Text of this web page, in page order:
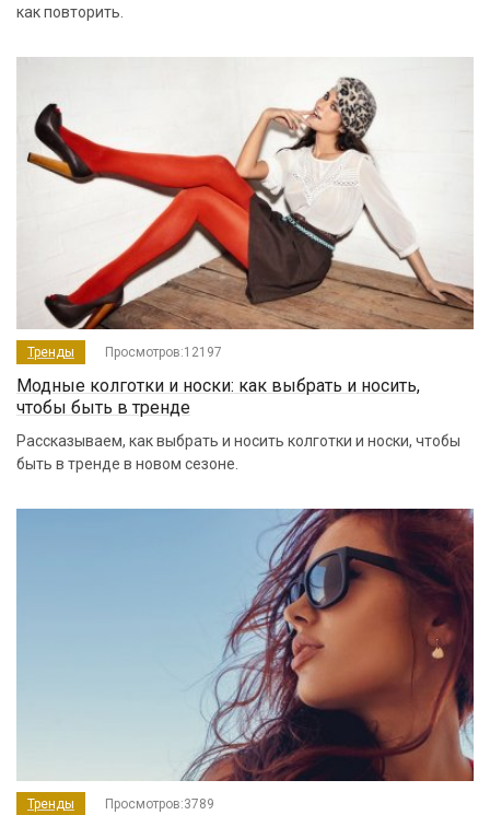
как повторить.
Тренды Просмотров:12197
Модные колготки и носки: как выбрать и носить,
чтобы быть в тренде
Рассказываем, как выбрать и носить колготки и носки, чтобы
быть в тренде в новом сезоне.
Тренды Просмотров:3789